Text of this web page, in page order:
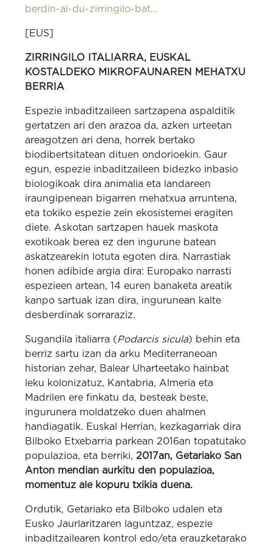
berdin-al-du-zirringilo-bat…
[EUS]
ZIRRINGILO ITALIARRA, EUSKAL
KOSTALDEKO MIKROFAUNAREN MEHATXU
BERRIA
Espezie inbaditzaileen sartzapena aspalditik
gertatzen ari den arazoa da, azken urteetan
areagotzen ari dena, horrek bertako
biodibertsitatean dituen ondorioekin. Gaur
egun, espezie inbaditzaileen bidezko inbasio
biologikoak dira animalia eta landareen
iraungipenean bigarren mehatxua arruntena,
eta tokiko espezie zein ekosistemei eragiten
diete. Askotan sartzapen hauek maskota
exotikoak berea ez den ingurune batean
askatzearekin lotuta egoten dira. Narrastiak
honen adibide argia dira: Europako narrasti
espezieen artean, 14 euren banaketa areatik
kanpo sartuak izan dira, ingurunean kalte
desberdinak sorraraziz.
Sugandila italiarra (Podarcis sicula) behin eta
berriz sartu izan da arku Mediterraneoan
historian zehar, Balear Uharteetako hainbat
leku kolonizatuz, Kantabria, Almeria eta
Madrilen ere finkatu da, besteak beste,
ingurunera moldatzeko duen ahalmen
handiagatik. Euskal Herrian, kezkagarriak dira
Bilboko Etxebarria parkean 2016an topatutako
populazioa, eta berriki, 2017an, Getariako San
Anton mendian aurkitu den populazioa,
momentuz ale kopuru txikia duena.
Ordutik, Getariako eta Bilboko udalen eta
Eusko Jaurlaritzaren laguntzaz, espezie
inbaditzailearen kontrol edo/eta erauzketarako